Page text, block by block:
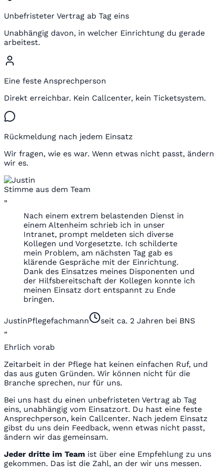
Unbefristeter Vertrag ab Tag eins
Unabhängig davon, in welcher Einrichtung du gerade
arbeitest.
Eine feste Ansprechperson
Direkt erreichbar. Kein Callcenter, kein Ticketsystem.
Rückmeldung nach jedem Einsatz
Wir fragen, wie es war. Wenn etwas nicht passt, ändern
wir es.
Stimme aus dem Team
„
Nach einem extrem belastenden Dienst in
einem Altenheim schrieb ich in unser
Intranet, prompt meldeten sich diverse
Kollegen und Vorgesetzte. Ich schilderte
mein Problem, am nächsten Tag gab es
klärende Gespräche mit der Einrichtung.
Dank des Einsatzes meines Disponenten und
der Hilfsbereitschaft der Kollegen konnte ich
meinen Einsatz dort entspannt zu Ende
bringen.
JustinPflegefachmann
seit ca. 2 Jahren bei BNS
„
Ehrlich vorab
Zeitarbeit in der Pflege hat keinen einfachen Ruf, und
das aus guten Gründen. Wir können nicht für die
Branche sprechen, nur für uns.
Bei uns hast du einen unbefristeten Vertrag ab Tag
eins, unabhängig vom Einsatzort. Du hast eine feste
Ansprechperson, kein Callcenter. Nach jedem Einsatz
gibst du uns dein Feedback, wenn etwas nicht passt,
ändern wir das gemeinsam.
Jeder dritte im Team ist über eine Empfehlung zu uns
gekommen. Das ist die Zahl, an der wir uns messen.